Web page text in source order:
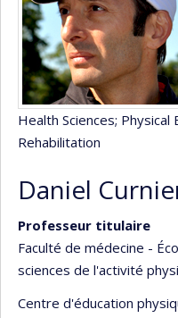
Health Sciences; Physical
Rehabilitation
Daniel
Professeur titulaire
Faculté de médecine -
sciences de l'activité
Centre d'éducation